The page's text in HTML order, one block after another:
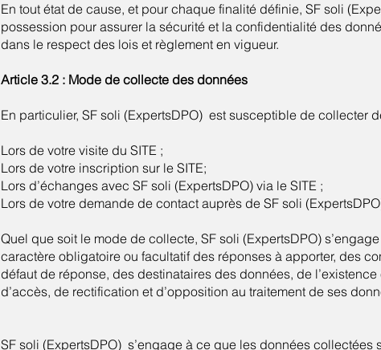
En tout état de cause, et pour chaque finalité définie, SF soli
possession pour assurer la sécurité et la confidentialité des
dans le respect des lois et règlement en vigueur.
Article 3.2 : Mode de collecte des données
En particulier, SF soli (ExpertsDPO) est susceptible de collecter
Lors de votre visite du SITE ;
Lors de votre inscription sur le SITE;
Lors d’échanges avec SF soli (ExpertsDPO) via le SITE ;
Lors de votre demande de contact auprès de SF soli
Quel que soit le mode de collecte, SF soli (ExpertsDPO)
caractère obligatoire ou facultatif des réponses à apporter, des
défaut de réponse, des destinataires des données, de
d’accès, de rectification et d’opposition au traitement de ses
SF soli (ExpertsDPO) s’engage à ce que les données collectées